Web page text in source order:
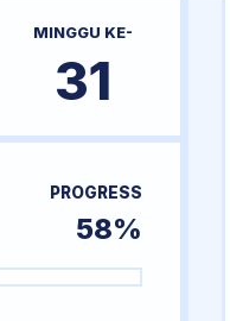
MINGGU KE-
31
PROGRESS
58%